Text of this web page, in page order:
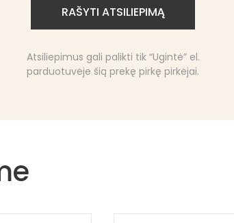
RAŠYTI ATSILIEPIMĄ
Atsiliepimus gali palikti tik “Ugintė” el.
parduotuvėje šią prekę pirkę pirkėjai.